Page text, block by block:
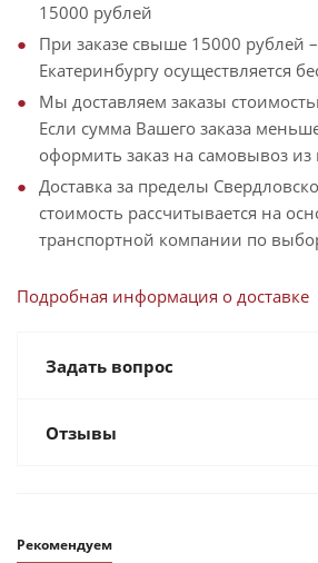
15000 рублей
При заказе свыше 15000 рублей
Екатеринбургу осуществляется
Мы доставляем заказы
Если сумма Вашего заказа
оформить заказ на самовывоз
Доставка за пределы
стоимость рассчитывается на
транспортной компании по
Подробная информация о доставке
Задать вопрос
Отзывы
Рекомендуем